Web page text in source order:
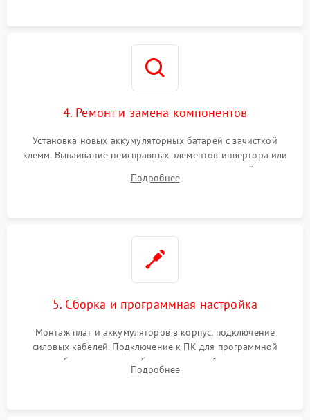
4. Ремонт и замена компонентов
Установка новых аккумуляторных батарей с зачисткой
клемм. Выпаивание неисправных элементов инвертора или
цепи зарядки и монтаж новых радиодеталей.
Восстановление поврежденных токоведущих дорожек и
Подробнее
5. Сборка и программная настройка
Монтаж плат и аккумуляторов в корпус, подключение
силовых кабелей. Подключение к ПК для программной
калибровки констант батареи, настройки порогов
срабатывания AVR и сброса счетчиков старения АКБ.
Подробнее